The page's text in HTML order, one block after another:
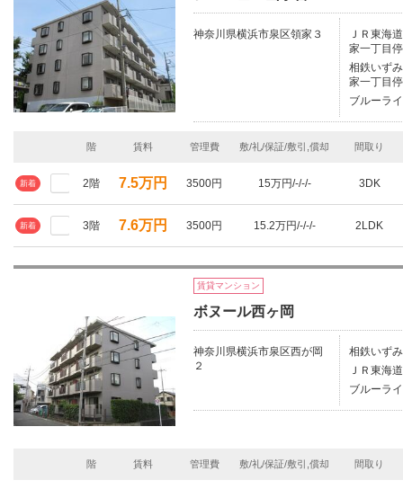
神奈川県横浜市泉区領家３
ＪＲ東海
家一丁目
相鉄いず
家一丁目
ブルーラ
階 賃料 管理費 敷/礼/保証/敷引,償却 間取り
新着 2階 7.5万円 3500円 15万円/-/-/- 3DK
新着 3階 7.6万円 3500円 15.2万円/-/-/- 2LDK
賃貸マンション
ボヌール西ヶ岡
神奈川県横浜市泉区西が岡
２
相鉄いず
ＪＲ東海
ブルーラ
階 賃料 管理費 敷/礼/保証/敷引,償却 間取り